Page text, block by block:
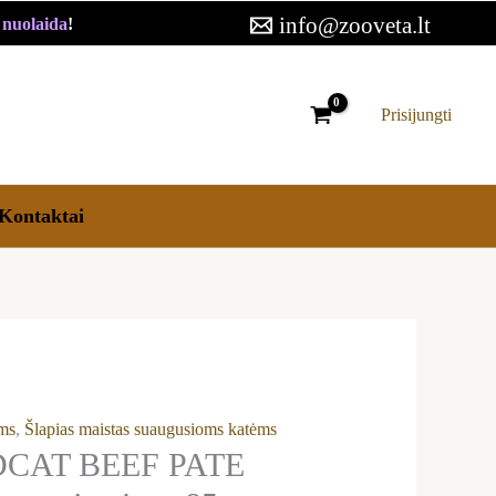
! info@zooveta.lt
Prisijungti
, Šlapias maistas suaugusioms katėms
BEEF PATE